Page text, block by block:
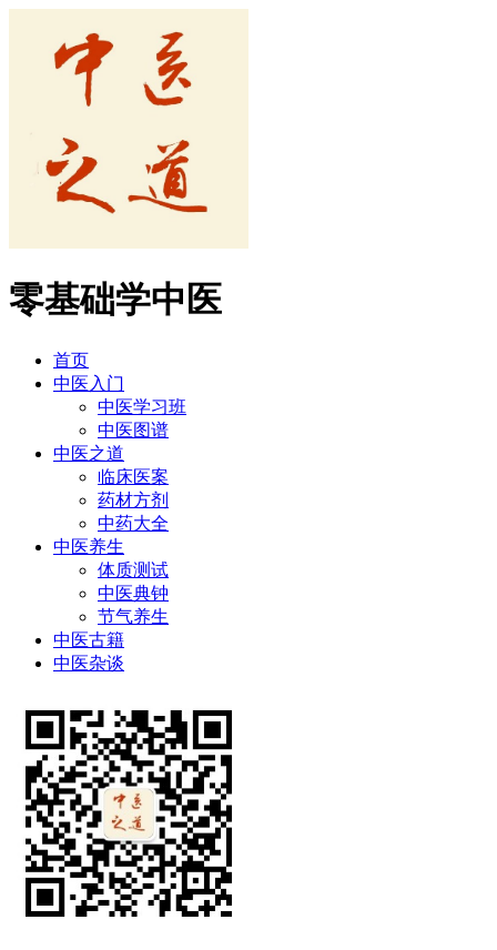
零基础学中医
首页
中医入门
中医学习班
中医图谱
中医之道
临床医案
药材方剂
中药大全
中医养生
体质测试
中医典钟
节气养生
中医古籍
中医杂谈